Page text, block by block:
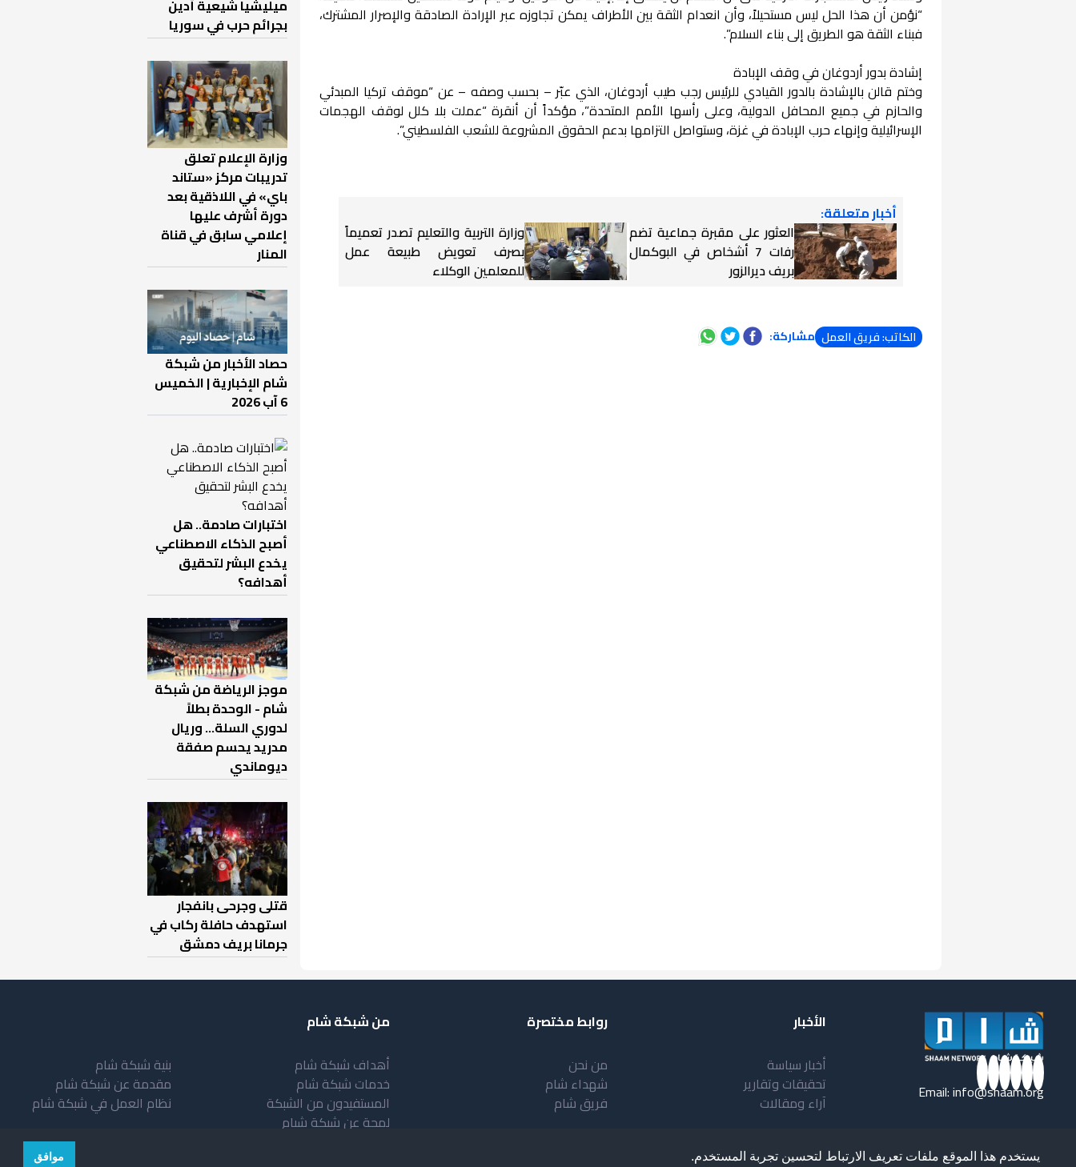
يستخدم هذا الموقع ملفات تعريف الارتباط لتحسين تجربة المستخدم. موافق
“نؤمن أن هذا الحل ليس مستحيلاً، وأن انعدام الثقة بين الأطراف يمكن تجاوزه عبر الإرادة الصادقة والإصرار المشترك،
فبناء الثقة هو الطريق إلى بناء السلام”.
إشادة بدور أردوغان في وقف الإبادة
وختم قالن بالإشادة بالدور القيادي للرئيس رجب طيب أردوغان، الذي عبّر – بحسب وصفه – عن “موقف تركيا المبدئي
والحازم في جميع المحافل الدولية، وعلى رأسها الأمم المتحدة”، مؤكداً أن أنقرة “عملت بلا كلل لوقف الهجمات
الإسرائيلية وإنهاء حرب الإبادة في غزة، وستواصل التزامها بدعم الحقوق المشروعة للشعب الفلسطيني”.
أخبار متعلقة:
العثور على مقبرة جماعية تضم
رفات 7 أشخاص في البوكمال
بريف ديرالزور
وزارة التربية والتعليم تصدر تعميماً
بصرف تعويض طبيعة عمل
للمعلمين الوكلاء
الكاتب: فريق العمل مشاركة:
ميليشيا شيعية أدين
بجرائم حرب في سوريا
وزارة الإعلام تعلق
تدريبات مركز «ستاند
باي» في اللاذقية بعد
دورة أشرف عليها
إعلامي سابق في قناة
المنار
حصاد الأخبار من شبكة
شام الإخبارية | الخميس
6 آب 2026
اختبارات صادمة.. هل
أصبح الذكاء الاصطناعي
يخدع البشر لتحقيق
أهدافه؟
موجز الرياضة من شبكة
شام - الوحدة بطلاً
لدوري السلة... وريال
مدريد يحسم صفقة
ديوماندي
قتلى وجرحى بانفجار
استهدف حافلة ركاب في
جرمانا بريف دمشق
Email:info@shaam.org
الأخبار
أخبار سياسة
تحقيقات وتقارير
آراء ومقالات
روابط مختصرة
من نحن
شهداء شام
فريق شام
من شبكة شام
أهداف شبكة شام
خدمات شبكة شام
المستفيدون من الشبكة
لمحة عن شبكة شبام
بنية شبكة شام
مقدمة عن شبكة شام
نظام العمل في شبكة شام